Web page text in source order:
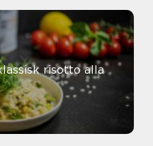
risotto alla